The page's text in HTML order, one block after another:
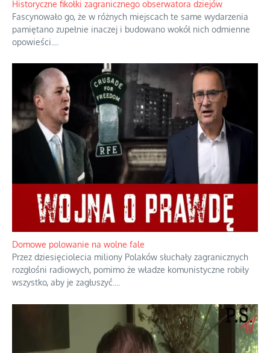
realnymi relacjami....
Historyczne fikołki zagranicznego obserwatora dziejów
Fascynowało go, że w różnych miejscach te same wydarzenia
pamiętano zupełnie inaczej i budowano wokół nich odmienne
opowieści....